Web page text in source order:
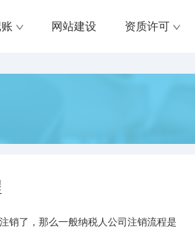
网站建设 资质许可
销了，那么一般纳税人公司注销流程是